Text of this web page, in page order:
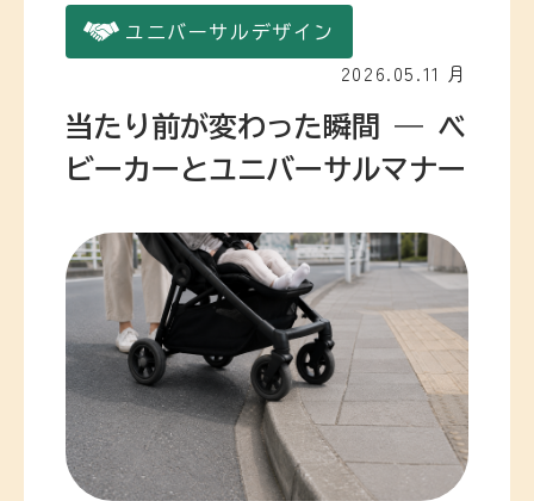
ユニバーサルデザイン
2026.05.11 月
当たり前が変わった瞬間 ― ベ
ビーカーとユニバーサルマナー